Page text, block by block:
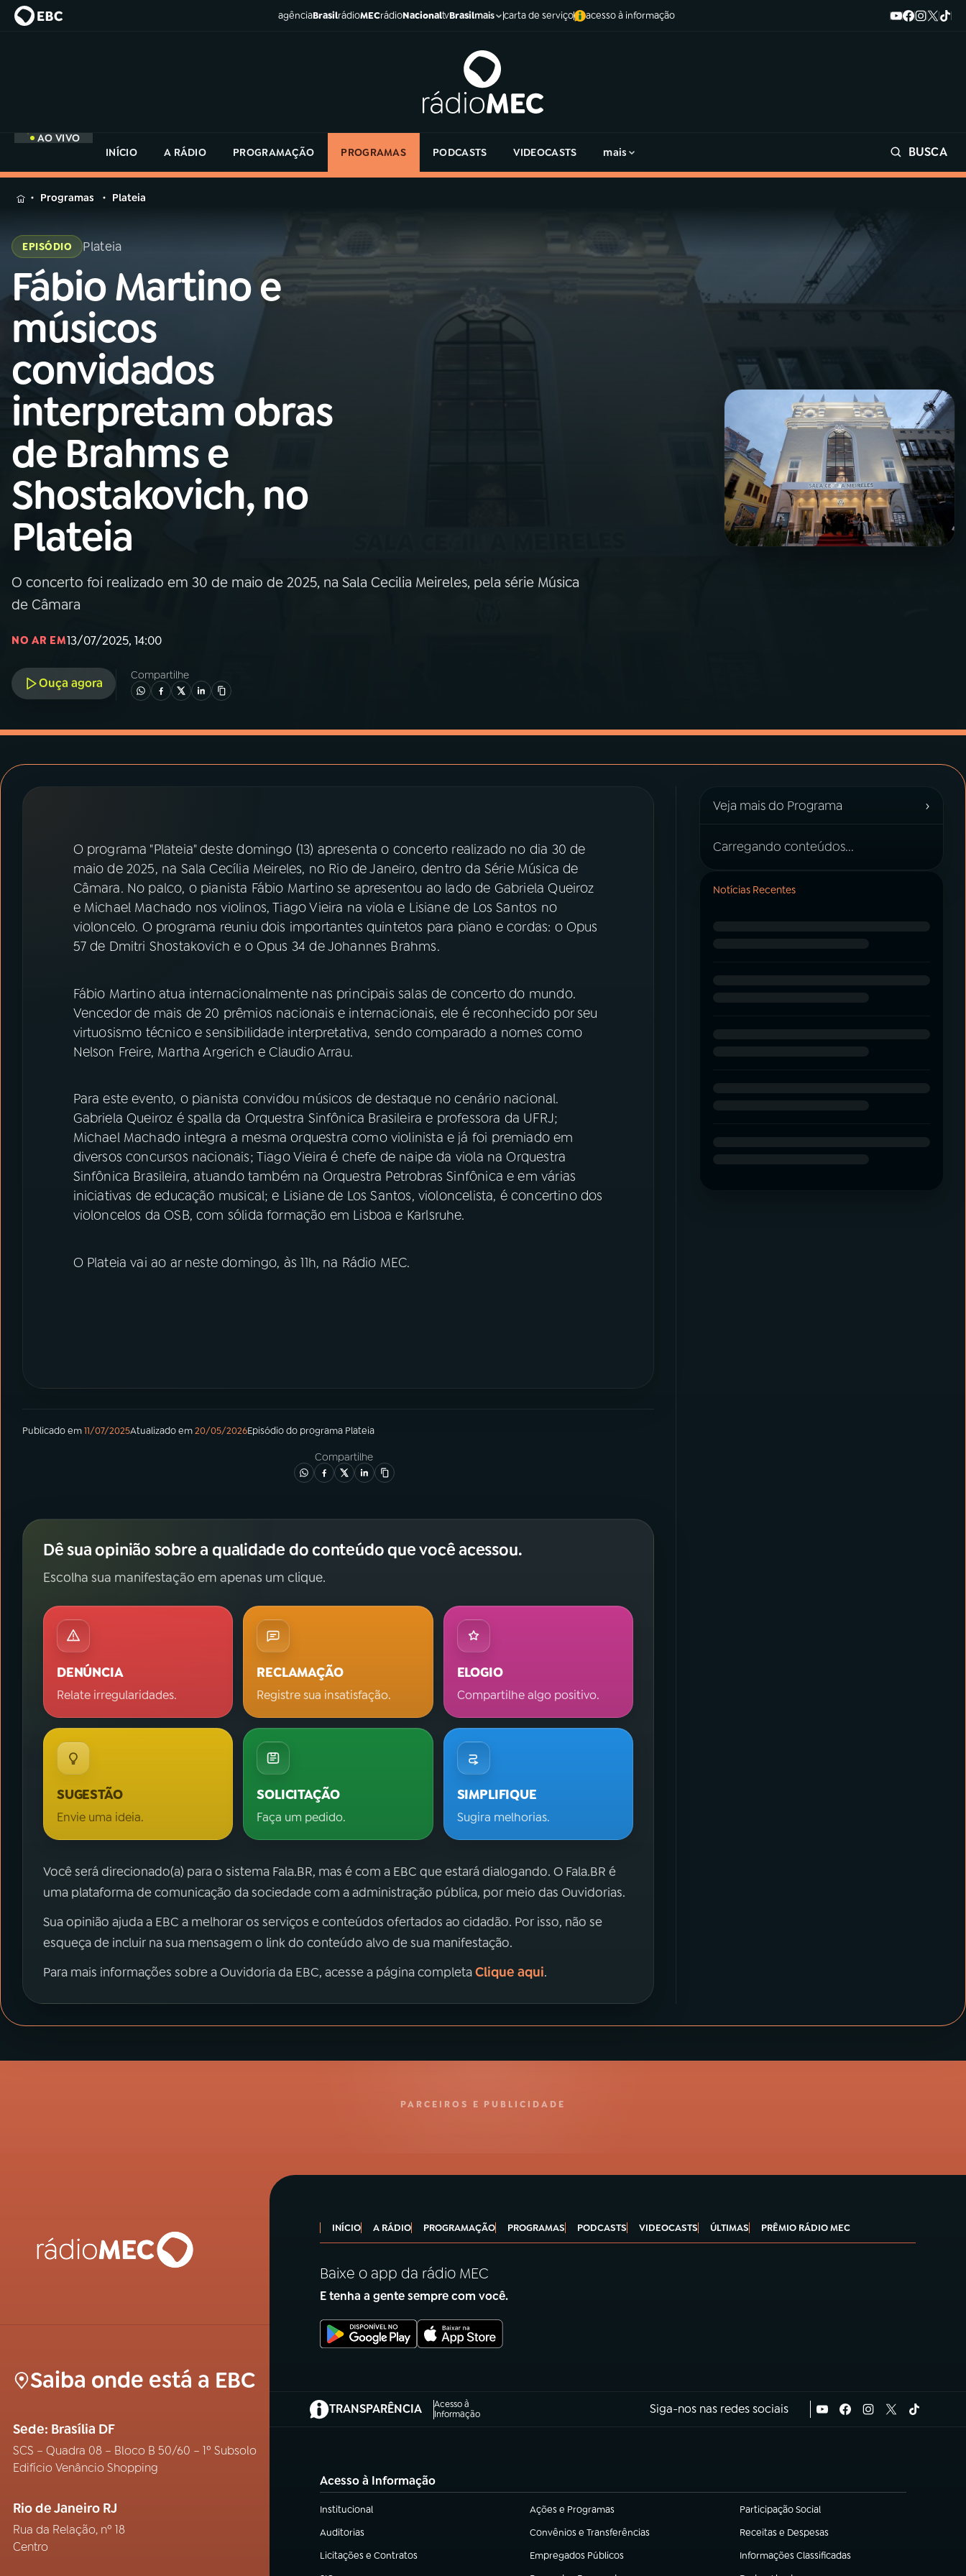
agênciaBrasilrádioMECrádioNacionaltvBrasilmais carta de serviço acesso à informação
AO VIVO
INÍCIO
A RÁDIO PROGRAMAÇÃO PROGRAMAS PODCASTS VIDEOCASTS mais BUSCA
MENU
Buscar
na
Rádio
MEC
Buscar
Início
01 INÍCIO
02A RÁDIO
03PROGRAMAÇÃO
PROGRAMAS
05PODCASTS
06 VIDEOCASTS
07ÚLTIMAS
PRÊMIO RÁDIO MEC
na
Rádio
MEC
Programas Plateia
EPISÓDIO Plateia
Fábio Martino e
músicos
convidados
interpretam obras
de Brahms e
Shostakovich, no
Plateia
O concerto foi realizado em 30 de maio de 2025, na Sala Cecilia Meireles, pela série Música
de Câmara
NO AR EM13/07/2025, 14:00
Ouça agora
Compartilhe
O programa "Plateia" deste domingo (13) apresenta o concerto realizado no dia 30 de
maio de 2025, na Sala Cecília Meireles, no Rio de Janeiro, dentro da Série Música de
Câmara. No palco, o pianista Fábio Martino se apresentou ao lado de Gabriela Queiroz
e Michael Machado nos violinos, Tiago Vieira na viola e Lisiane de Los Santos no
violoncelo. O programa reuniu dois importantes quintetos para piano e cordas: o Opus
57 de Dmitri Shostakovich e o Opus 34 de Johannes Brahms.
Fábio Martino atua internacionalmente nas principais salas de concerto do mundo.
Vencedor de mais de 20 prêmios nacionais e internacionais, ele é reconhecido por seu
virtuosismo técnico e sensibilidade interpretativa, sendo comparado a nomes como
Nelson Freire, Martha Argerich e Claudio Arrau.
Para este evento, o pianista convidou músicos de destaque no cenário nacional.
Gabriela Queiroz é spalla da Orquestra Sinfônica Brasileira e professora da UFRJ;
Michael Machado integra a mesma orquestra como violinista e já foi premiado em
diversos concursos nacionais; Tiago Vieira é chefe de naipe da viola na Orquestra
Sinfônica Brasileira, atuando também na Orquestra Petrobras Sinfônica e em várias
iniciativas de educação musical; e Lisiane de Los Santos, violoncelista, é concertino dos
violoncelos da OSB, com sólida formação em Lisboa e Karlsruhe.
O Plateia vai ao ar neste domingo, às 11h, na Rádio MEC.
Publicado em11/07/2025Atualizado em20/05/2026Episódiodo programa Plateia
Compartilhe
Dê sua opinião sobre a qualidade do conteúdo que você acessou.
Escolha sua manifestação em apenas um clique.
DENÚNCIA
Relate irregularidades.
RECLAMAÇÃO
Registre sua insatisfação.
ELOGIO
Compartilhe algo positivo.
SUGESTÃO
Envie uma ideia.
SOLICITAÇÃO
Faça um pedido.
SIMPLIFIQUE
Sugira melhorias.
Você será direcionado(a) para o sistema Fala.BR, mas é com a EBC que estará dialogando. O Fala.BR é
uma plataforma de comunicação da sociedade com a administração pública, por meio das Ouvidorias.
Sua opinião ajuda a EBC a melhorar os serviços e conteúdos ofertados ao cidadão. Por isso, não se
esqueça de incluir na sua mensagem o link do conteúdo alvo de sua manifestação.
Para mais informações sobre a Ouvidoria da EBC, acesse a página completaClique aqui.
Veja mais do Programa ›
Carregando conteúdos...
Notícias Recentes
PARCEIROS E PUBLICIDADE
Saiba onde está a EBC
Sede: Brasília DF
SCS – Quadra 08 – Bloco B 50/60 – 1º Subsolo
Edifício Venâncio Shopping
Rio de Janeiro RJ
Rua da Relação, nº 18
Centro
INÍCIO A RÁDIO PROGRAMAÇÃO PROGRAMAS PODCASTS VIDEOCASTS ÚLTIMAS PRÊMIO RÁDIO MEC
Baixe o app da rádio MEC
E tenha a gente sempre com você.
TRANSPARÊNCIA
Acesso à
Informação
(abre em nova aba) Siga-nos nas redes sociais
Acesso à Informação
Institucional
(abre em nova aba) Ações e Programas
(abre em nova aba) Participação Social
(abre em nova aba)
Auditorias
(abre em nova aba) Convênios e Transferências
(abre em nova aba) Receitas e Despesas
(abre em nova aba)
Licitações e Contratos
(abre em nova aba) Empregados Públicos
(abre em nova aba) Informações Classificadas
(abre em nova aba)